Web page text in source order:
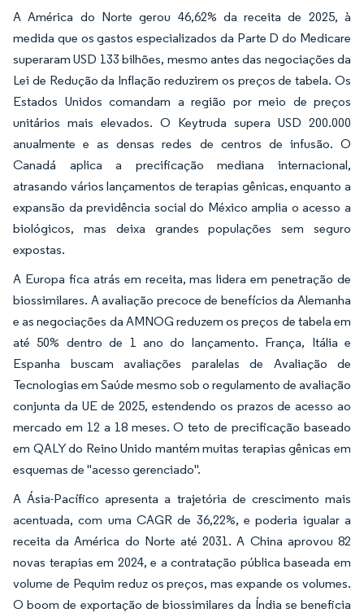
A América do Norte gerou 46,62% da receita de 2025, à
medida que os gastos especializados da Parte D do Medicare
superaram USD 133 bilhões, mesmo antes das negociações da
Lei de Redução da Inflação reduzirem os preços de tabela. Os
Estados Unidos comandam a região por meio de preços
unitários mais elevados. O Keytruda supera USD 200.000
anualmente e as densas redes de centros de infusão. O
Canadá aplica a precificação mediana internacional,
atrasando vários lançamentos de terapias gênicas, enquanto a
expansão da previdência social do México amplia o acesso a
biológicos, mas deixa grandes populações sem seguro
expostas.
A Europa fica atrás em receita, mas lidera em penetração de
biossimilares. A avaliação precoce de benefícios da Alemanha
e as negociações da AMNOG reduzem os preços de tabela em
até 50% dentro de 1 ano do lançamento. França, Itália e
Espanha buscam avaliações paralelas de Avaliação de
Tecnologias em Saúde mesmo sob o regulamento de avaliação
conjunta da UE de 2025, estendendo os prazos de acesso ao
mercado em 12 a 18 meses. O teto de precificação baseado
em QALY do Reino Unido mantém muitas terapias gênicas em
esquemas de "acesso gerenciado".
A Ásia-Pacífico apresenta a trajetória de crescimento mais
acentuada, com uma CAGR de 36,22%, e poderia igualar a
receita da América do Norte até 2031. A China aprovou 82
novas terapias em 2024, e a contratação pública baseada em
volume de Pequim reduz os preços, mas expande os volumes.
O boom de exportação de biossimilares da Índia se beneficia